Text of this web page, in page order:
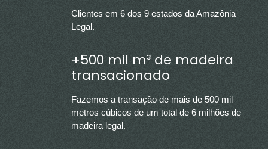
Clientes em 6 dos 9 estados da Amazônia
Legal.
+500 mil m³ de madeira
transacionado
Fazemos a transação de mais de 500 mil
metros cúbicos de um total de 6 milhões de
madeira legal.